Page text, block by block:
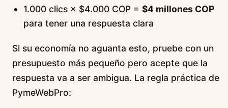
1.000 clics × $4.000 COP =$4 millones COP
para tener una respuesta clara
Si su economía no aguanta esto, pruebe con un
presupuesto más pequeño pero acepte que la
respuesta va a ser ambigua. La regla práctica de
PymeWebPro: